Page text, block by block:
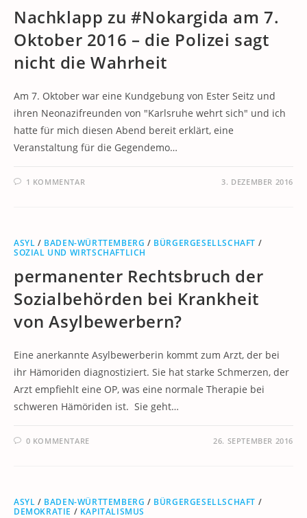
Nachklapp zu #Nokargida am 7.
Oktober 2016 – die Polizei sagt
nicht die Wahrheit
Am 7. Oktober war eine Kundgebung von Ester Seitz und
ihren Neonazifreunden von "Karlsruhe wehrt sich" und ich
hatte für mich diesen Abend bereit erklärt, eine
Veranstaltung für die Gegendemo…
1 KOMMENTAR 3. DEZEMBER 2016
ASYL / BADEN-WÜRTTEMBERG / BÜRGERGESELLSCHAFT /
SOZIAL UND WIRTSCHAFTLICH
permanenter Rechtsbruch der
Sozialbehörden bei Krankheit
von Asylbewerbern?
Eine anerkannte Asylbewerberin kommt zum Arzt, der bei
ihr Hämoriden diagnostiziert. Sie hat starke Schmerzen, der
Arzt empfiehlt eine OP, was eine normale Therapie bei
schweren Hämöriden ist. Sie geht…
0 KOMMENTARE 26. SEPTEMBER 2016
ASYL / BADEN-WÜRTTEMBERG / BÜRGERGESELLSCHAFT /
DEMOKRATIE / KAPITALISMUS